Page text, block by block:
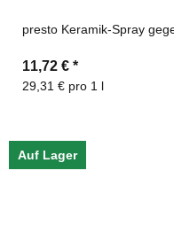
presto Keramik-Spray
11,72 € *
29,31 € pro 1 l
Auf Lager